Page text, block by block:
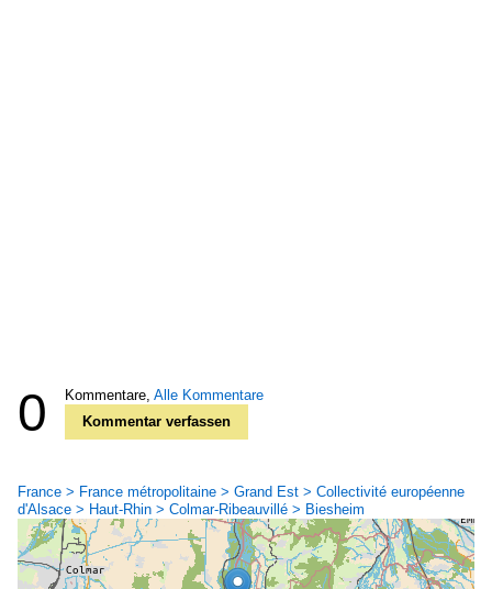
0 Kommentare, Alle Kommentare
Kommentar verfassen
France > France métropolitaine > Grand Est > Collectivité européenne
d'Alsace > Haut-Rhin > Colmar-Ribeauvillé > Biesheim